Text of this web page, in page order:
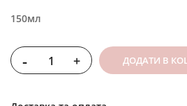
150мл
- + ДОДАТИ В